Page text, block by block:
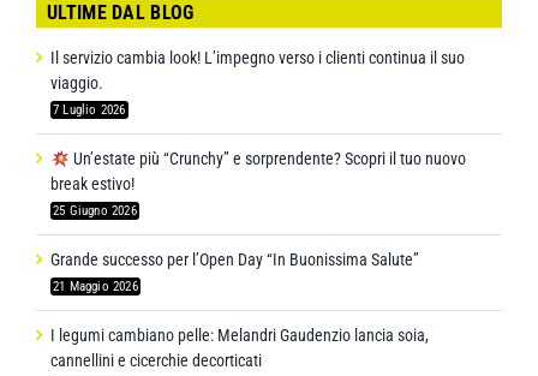
ULTIME DAL BLOG
Il servizio cambia look! L’impegno verso i clienti continua il suo
viaggio.
7 Luglio 2026
Un’estate più “Crunchy” e sorprendente? Scopri il tuo nuovo
break estivo!
25 Giugno 2026
Grande successo per l’Open Day “In Buonissima Salute”
21 Maggio 2026
I legumi cambiano pelle: Melandri Gaudenzio lancia soia,
cannellini e cicerchie decorticati